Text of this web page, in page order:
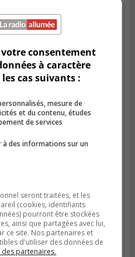
de nuit
sur la Rive-Sud
votre consentement
à caractère
cas suivants :
mesure de
et du contenu, études
de services
des informations sur un
seront traitées, et les
(cookies, identifiants
pourront être stockées
ainsi que partagées avec lui,
ce site. Nos partenaires et
d'utiliser des données de
des partenaires.